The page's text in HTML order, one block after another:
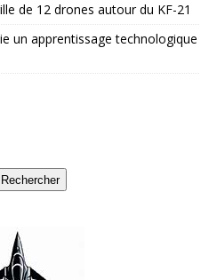
de 12 drones autour du KF-21
un apprentissage technologique
Rechercher